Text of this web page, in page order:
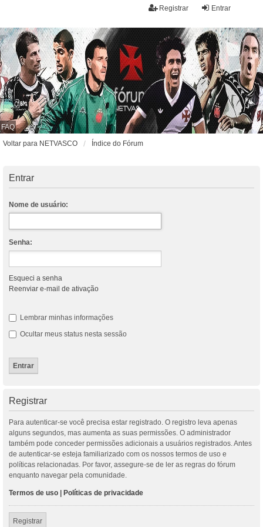
Entrar
Registrar
FAQ
Voltar para NETVASCO
Índice do Fórum
Entrar
Nome de usuário:
Senha:
Esqueci a senha
Reenviar e-mail de ativação
Lembrar minhas informações
Ocultar meus status nesta sessão
Registrar
Para autenticar-se você precisa estar registrado. O registro leva apenas
alguns segundos, mas aumenta as suas permissões. O administrador
também pode conceder permissões adicionais a usuários registrados. Antes
de autenticar-se esteja familiarizado com os nossos termos de uso e
políticas relacionadas. Por favor, assegure-se de ler as regras do fórum
enquanto navegar pela comunidade.
Termos de uso Políticas de privacidade
Registrar